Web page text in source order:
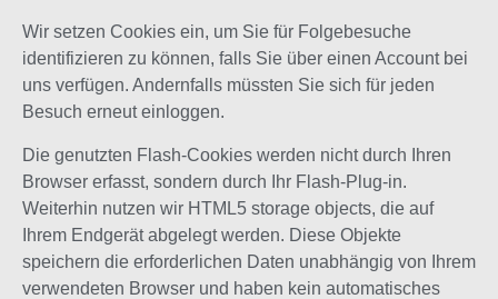
Wir setzen Cookies ein, um Sie für Folgebesuche
identifizieren zu können, falls Sie über einen Account bei
uns verfügen. Andernfalls müssten Sie sich für jeden
Besuch erneut einloggen.
Die genutzten Flash-Cookies werden nicht durch Ihren
Browser erfasst, sondern durch Ihr Flash-Plug-in.
Weiterhin nutzen wir HTML5 storage objects, die auf
Ihrem Endgerät abgelegt werden. Diese Objekte
speichern die erforderlichen Daten unabhängig von Ihrem
verwendeten Browser und haben kein automatisches